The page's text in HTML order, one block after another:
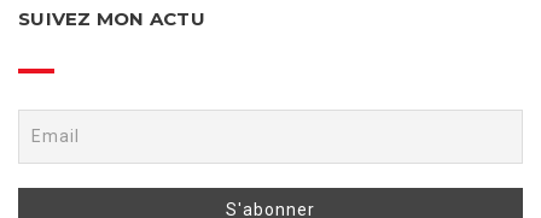
SUIVEZ MON ACTU